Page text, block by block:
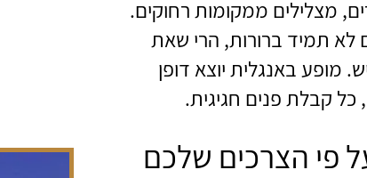
מצלילים ממקומות רחוקים.
תמיד ברורות, הרי שאת
מופע באנגלית יוצא דופן
כל קבלת פנים חגיגית.
פי הצרכים שלכם